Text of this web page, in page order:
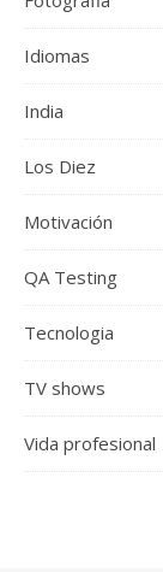
Idiomas
India
Los Diez
Motivación
QA Testing
Tecnologia
TV shows
Vida profesional